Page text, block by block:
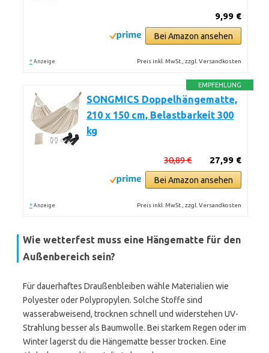
9,99 €
Bei Amazon ansehen
* Anzeige Preis inkl. MwSt., zzgl. Versandkosten
EMPFEHLUNG
SONGMICS Doppelhängematte,
210 x 150 cm, Belastbarkeit 300
kg
27,99 €
30,89 €
Bei Amazon ansehen
* Anzeige Preis inkl. MwSt., zzgl. Versandkosten
Wie wetterfest muss eine Hängematte für den
Außenbereich sein?
Für dauerhaftes Draußenbleiben wähle Materialien wie
Polyester oder Polypropylen. Solche Stoffe sind
wasserabweisend, trocknen schnell und widerstehen UV-
Strahlung besser als Baumwolle. Bei starkem Regen oder im
Winter lagerst du die Hängematte besser trocken. Eine